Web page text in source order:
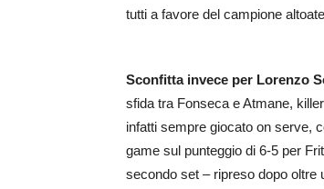
tutti a favore del campione
Sconfitta invece per Lorenzo
sfida tra Fonseca e Atmane,
infatti sempre giocato on serve,
game sul punteggio di 6-5 per
secondo set – ripreso dopo oltre